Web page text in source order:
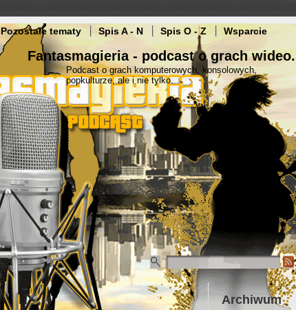
Pozostałe tematy Spis A - N Spis O - Z Wsparcie
Fantasmagieria - podcast o grach wideo.
Podcast o grach komputerowych, konsolowych,
popkulturze, ale i nie tylko.
Archiwum